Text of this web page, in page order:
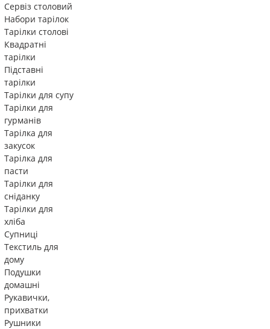
Сервіз столовий
Набори тарілок
Тарілки столові
Квадратні
тарілки
Підставні
тарілки
Тарілки для супу
Тарілки для
гурманів
Тарілка для
закусок
Тарілка для
пасти
Тарілки для
сніданку
Тарілки для
хліба
Супниці
Текстиль для
дому
Подушки
домашні
Рукавички,
прихватки
Рушники